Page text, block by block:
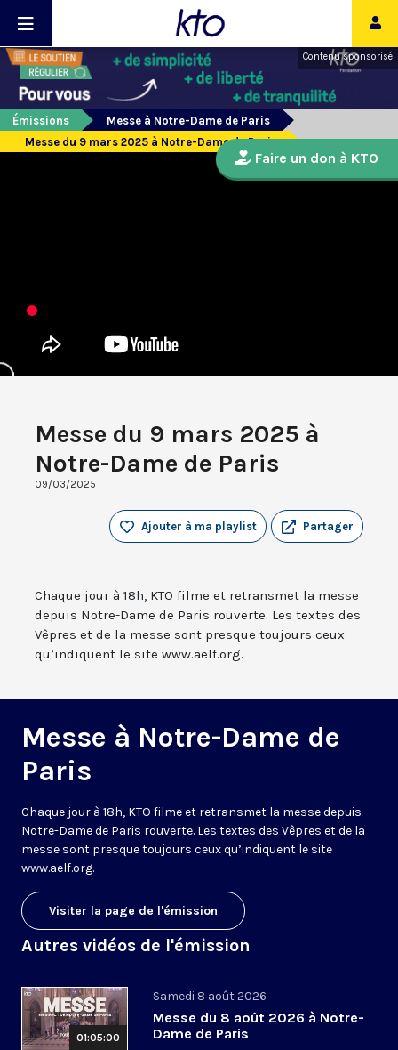
Contenu sponsorisé
Émissions
Messe à Notre-Dame de Paris
Messe du 9 mars 2025 à Notre-Dame de Paris
Messe du 9 mars 2025 à
Notre-Dame de Paris
09/03/2025
Partager
Ajouter à ma playlist
Chaque jour à 18h, KTO filme et retransmet la messe
depuis Notre-Dame de Paris rouverte. Les textes des
Vêpres et de la messe sont presque toujours ceux
qu’indiquent le site www.aelf.org.
Messe à Notre-Dame de
Paris
Chaque jour à 18h, KTO filme et retransmet la messe depuis
Notre-Dame de Paris rouverte. Les textes des Vêpres et de la
messe sont presque toujours ceux qu’indiquent le site
www.aelf.org.
Visiter la page de l'émission
Autres vidéos de l'émission
01:05:00
Samedi 8 août 2026
Messe du 8 août 2026 à Notre-
Dame de Paris
Faire un don à KTO